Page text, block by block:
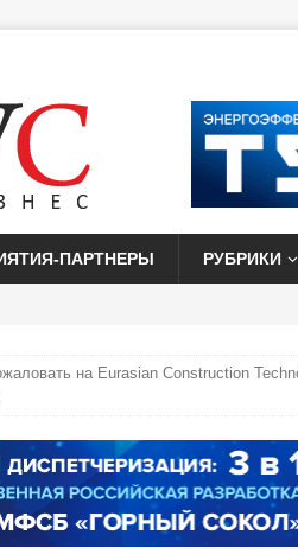
ПАРТНЕРЫ РУБРИКИ
на Eurasian Construction